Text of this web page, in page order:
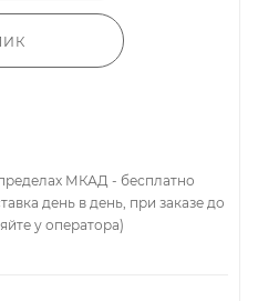
МКАД - бесплатно
день в день, при заказе до
у оператора)